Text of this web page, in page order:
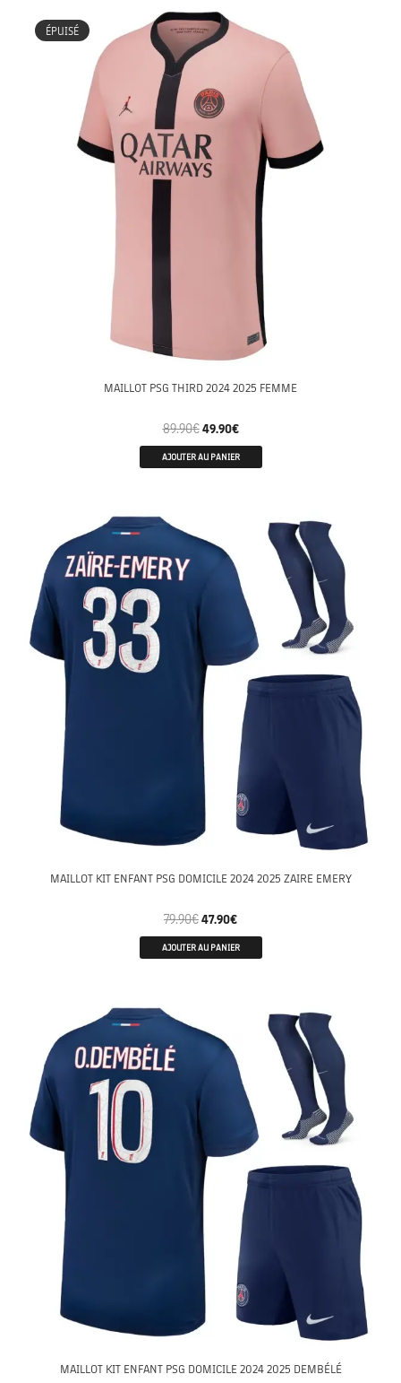
ÉPUISÉ
MAILLOT PSG THIRD 2024 2025 FEMME
89.90€ 49.90€
AJOUTER AU PANIER
MAILLOT KIT ENFANT PSG DOMICILE 2024 2025 ZAIRE EMERY
79.90€47.90€
AJOUTER AU PANIER
MAILLOT KIT ENFANT PSG DOMICILE 2024 2025 DEMBÉLÉ